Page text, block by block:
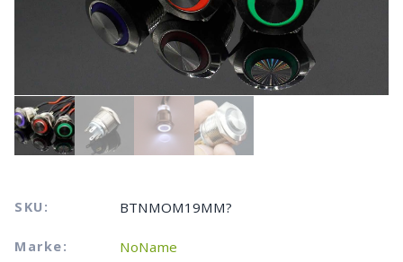
SKU: BTNMOM19MM?
Marke: NoName